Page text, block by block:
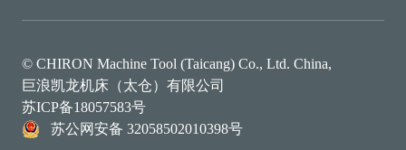
© CHIRON Machine Tool (Taicang) Co., Ltd. China,
巨浪凯龙机床（太仓）有限公司
苏ICP备18057583号
苏公网安备 32058502010398号